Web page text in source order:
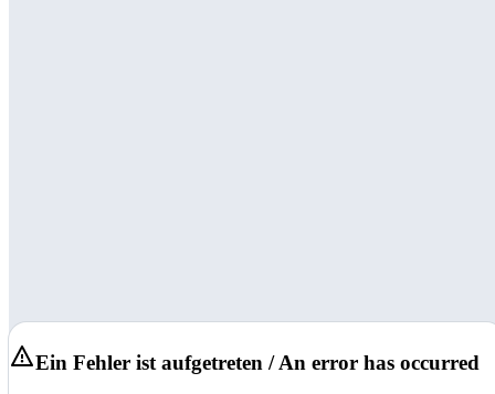
Ein Fehler ist aufgetreten / An error has occurred